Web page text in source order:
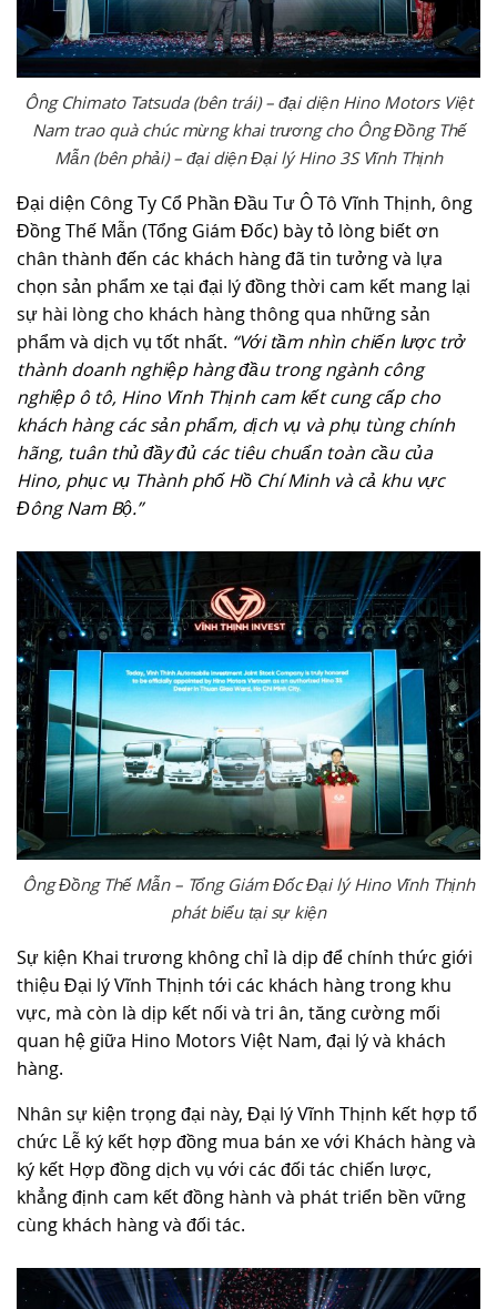
Ông Chimato Tatsuda (bên trái) – đại diện Hino Motors Việt
Nam trao quà chúc mừng khai trương cho Ông Đồng Thế
Mẫn (bên phải) – đại diện Đại lý Hino 3S Vĩnh Thịnh
Đại diện Công Ty Cổ Phần Đầu Tư Ô Tô Vĩnh Thịnh, ông
Đồng Thế Mẫn (Tổng Giám Đốc) bày tỏ lòng biết ơn
chân thành đến các khách hàng đã tin tưởng và lựa
chọn sản phẩm xe tại đại lý đồng thời cam kết mang lại
sự hài lòng cho khách hàng thông qua những sản
phẩm và dịch vụ tốt nhất. “Với tầm nhìn chiến lược trở
thành doanh nghiệp hàng đầu trong ngành công
nghiệp ô tô, Hino Vĩnh Thịnh cam kết cung cấp cho
khách hàng các sản phẩm, dịch vụ và phụ tùng chính
hãng, tuân thủ đầy đủ các tiêu chuẩn toàn cầu của
Hino, phục vụ Thành phố Hồ Chí Minh và cả khu vực
Đông Nam Bộ.”
Ông Đồng Thế Mẫn – Tổng Giám Đốc Đại lý Hino Vĩnh Thịnh
phát biểu tại sự kiện
Sự kiện Khai trương không chỉ là dịp để chính thức giới
thiệu Đại lý Vĩnh Thịnh tới các khách hàng trong khu
vực, mà còn là dịp kết nối và tri ân, tăng cường mối
quan hệ giữa Hino Motors Việt Nam, đại lý và khách
hàng.
Nhân sự kiện trọng đại này, Đại lý Vĩnh Thịnh kết hợp tổ
chức Lễ ký kết hợp đồng mua bán xe với Khách hàng và
ký kết Hợp đồng dịch vụ với các đối tác chiến lược,
khẳng định cam kết đồng hành và phát triển bền vững
cùng khách hàng và đối tác.